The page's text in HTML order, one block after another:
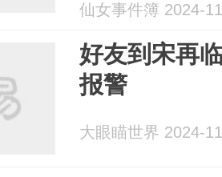
仙女事件簿 2024-
好友到宋再
报警
大眼瞄世界 2024-